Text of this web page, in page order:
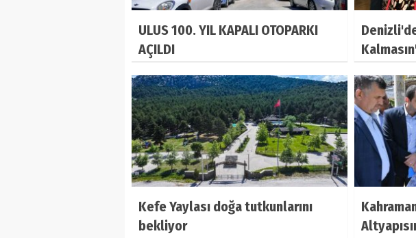
ULUS 100. YIL KAPALI OTOPARKI
AÇILDI
Kefe Yaylası doğa tutkunlarını
bekliyor